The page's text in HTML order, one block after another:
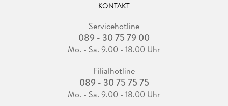
KONTAKT
Servicehotline
089 - 30 75 79 00
Mo. - Sa. 9.00 - 18.00 Uhr
Filialhotline
089 - 30 75 75 75
Mo. - Sa. 9.00 - 18.00 Uhr